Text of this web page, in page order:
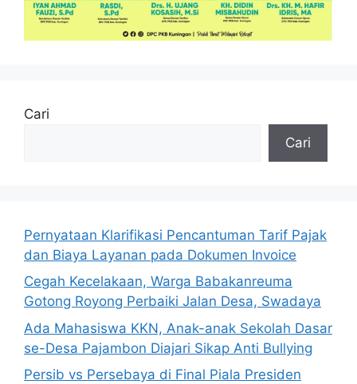
Cari
Cari
Pernyataan Klarifikasi Pencantuman Tarif Pajak
dan Biaya Layanan pada Dokumen Invoice
Cegah Kecelakaan, Warga Babakanreuma
Gotong Royong Perbaiki Jalan Desa, Swadaya
Ada Mahasiswa KKN, Anak-anak Sekolah Dasar
se-Desa Pajambon Diajari Sikap Anti Bullying
Persib vs Persebaya di Final Piala Presiden